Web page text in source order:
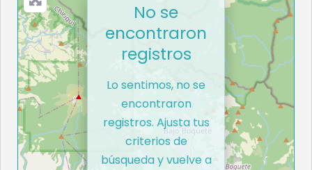
No se
encontraron
registros
Lo sentimos, no se
encontraron
registros. Ajusta tus
criterios de
búsqueda y vuelve a